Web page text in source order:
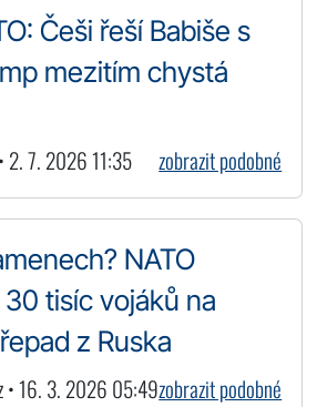
Češi řeší Babiše s
mezitím chystá
2. 7. 2026 11:35 zobrazit podobné
NATO
tisíc vojáků na
z Ruska
• 16. 3. 2026 05:49zobrazit podobné